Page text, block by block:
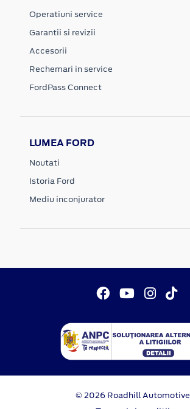
Operatiuni service
Garantii si revizii
Accesorii
Rechemari in service
FordPass Connect
LUMEA FORD
Noutati
Istoria Ford
Mediu inconjurator
© 2026 Roadhill Automotive